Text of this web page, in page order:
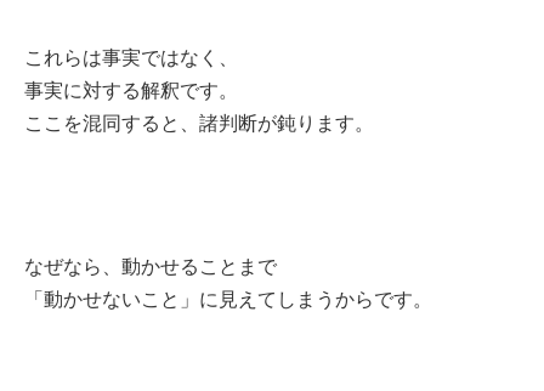
これらは事実ではなく、
事実に対する解釈です。
ここを混同すると、諸判断が鈍ります。
なぜなら、動かせることまで
「動かせないこと」に見えてしまうからです。